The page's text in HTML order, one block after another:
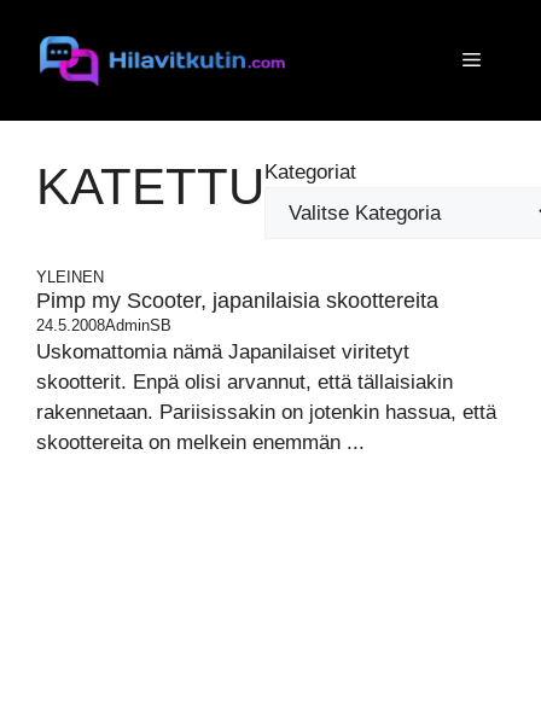
sisältöön
Valikko
KATETTU Kategoriat
YLEINEN
Pimp my Scooter, japanilaisia skoottereita
24.5.2008AdminSB
Uskomattomia nämä Japanilaiset viritetyt
skootterit. Enpä olisi arvannut, että tällaisiakin
rakennetaan. Pariisissakin on jotenkin hassua, että
skoottereita on melkein enemmän ...